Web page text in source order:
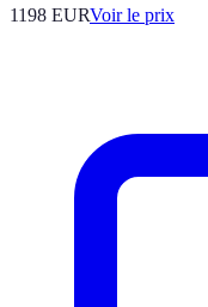
1198 EURVoir le prix